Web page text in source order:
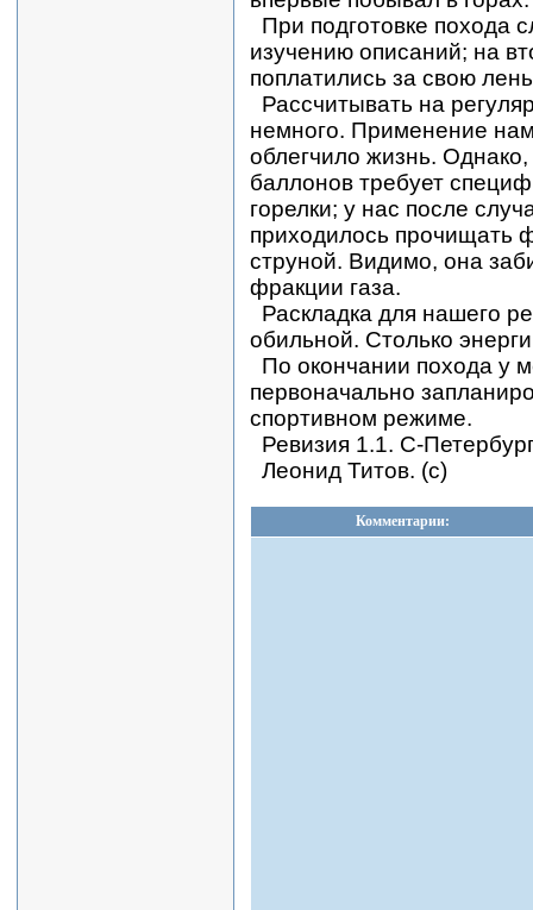
При подготовке похода
изучению описаний; на
поплатились за свою
Рассчитывать на
немного. Применение
облегчило жизнь.
баллонов требует
горелки; у нас после
приходилось прочищать
струной. Видимо, она
фракции газа.
Раскладка для нашего
обильной. Столько
По окончании похода у
первоначально
спортивном режиме.
Ревизия 1.1. С-
Леонид Титов. (c)
Комментарии: